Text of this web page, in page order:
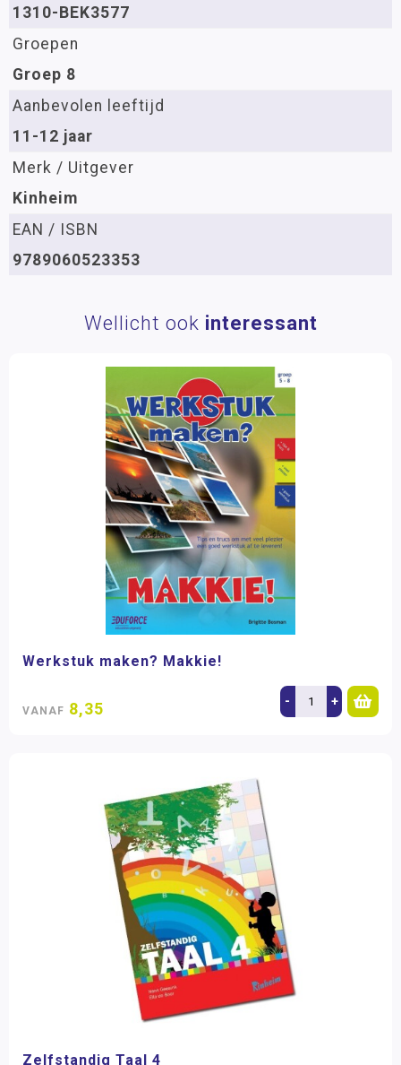
1310-BEK3577
Groepen
Groep 8
Aanbevolen leeftijd
11-12 jaar
Merk / Uitgever
Kinheim
EAN / ISBN
9789060523353
Wellicht ook interessant
Werkstuk maken? Makkie!
VANAF 8,35 - +
Zelfstandig Taal 4